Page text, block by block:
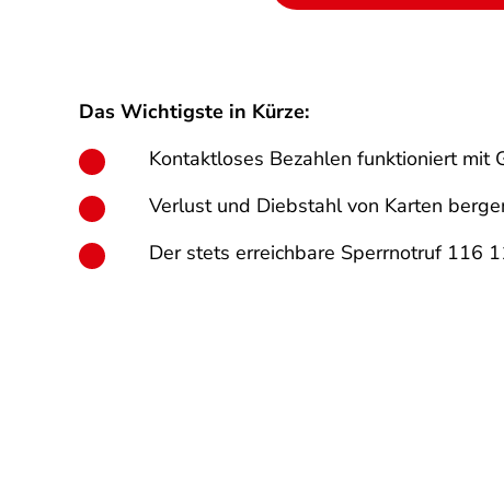
Das Wichtigste in Kürze:
Kontaktloses Bezahlen funktioniert mit
Verlust und Diebstahl von Karten
Der stets erreichbare Sperrnotruf 116